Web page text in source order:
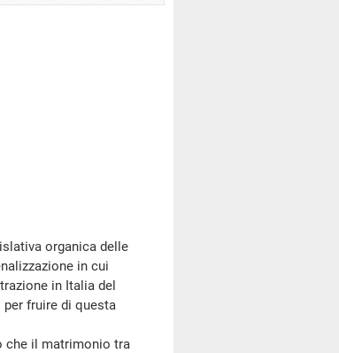
organica delle
in cui
in Italia del
fruire di questa
il matrimonio tra